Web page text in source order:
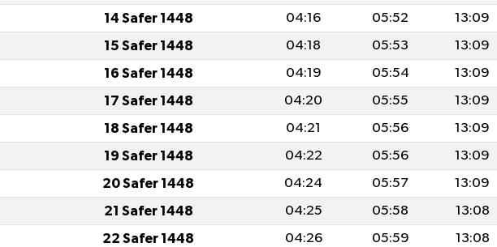
14 Safer 1448 04:16 05:52 13:09
15 Safer 1448 04:18 05:53 13:09
16 Safer 1448 04:19 05:54 13:09
17 Safer 1448 04:20 05:55 13:09
18 Safer 1448 04:21 05:56 13:09
19 Safer 1448 04:22 05:56 13:09
20 Safer 1448 04:24 05:57 13:09
21 Safer 1448 04:25 05:58 13:08
22 Safer 1448 04:26 05:59 13:08